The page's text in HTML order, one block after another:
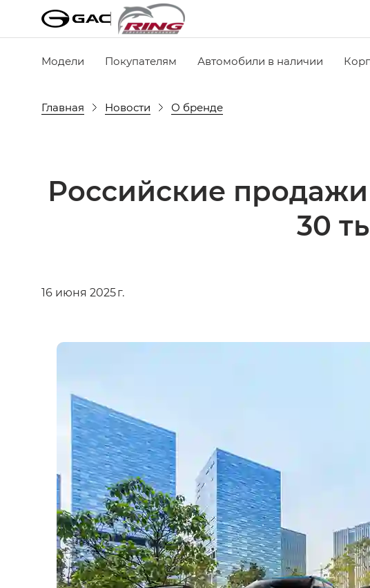
Модели Покупателям Автомобили в наличии
Главная Новости О бренде
Российские
30
16 июня 2025 г.